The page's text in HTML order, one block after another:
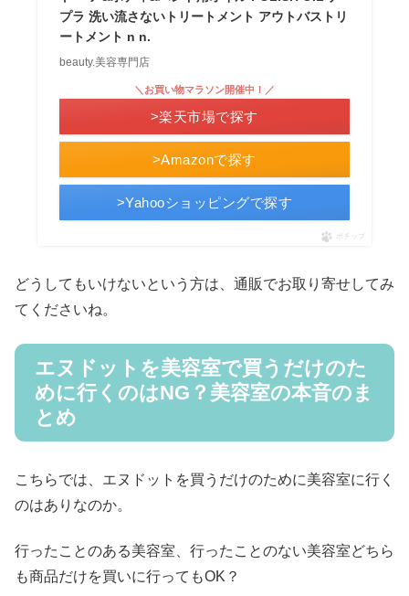
プラ 洗い流さないトリートメント アウトバストリ
ートメント n n.
beauty.美容専門店
>Amazonで探す
＼お買い物マラソン開催中！／
>楽天市場で探す
>Yahooショッピングで探す
ポチップ
どうしてもいけないという方は、通販でお取り寄せしてみ
てくださいね。
エヌドットを美容室で買うだけのた
めに行くのはNG？美容室の本音のま
とめ
こちらでは、エヌドットを買うだけのために美容室に行く
のはありなのか。
行ったことのある美容室、行ったことのない美容室どちら
も商品だけを買いに行ってもOK？